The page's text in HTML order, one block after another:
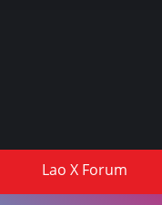
Lao X Forum